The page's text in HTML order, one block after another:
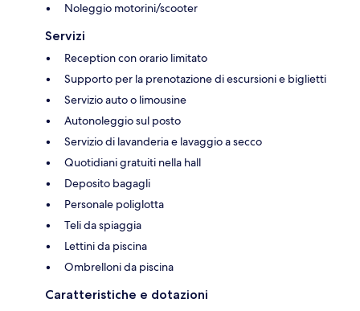
Noleggio motorini/scooter
Servizi
Reception con orario limitato
Supporto per la prenotazione di escursioni e biglietti
Servizio auto o limousine
Autonoleggio sul posto
Servizio di lavanderia e lavaggio a secco
Quotidiani gratuiti nella hall
Deposito bagagli
Personale poliglotta
Teli da spiaggia
Lettini da piscina
Ombrelloni da piscina
Caratteristiche e dotazioni